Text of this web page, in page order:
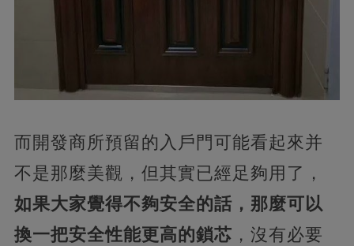
而開發商所預留的入戶門可能看起來并
不是那麼美觀，但其實已經足夠用了，
如果大家覺得不夠安全的話，那麼可以
換一把安全性能更高的鎖芯 ，沒有必要